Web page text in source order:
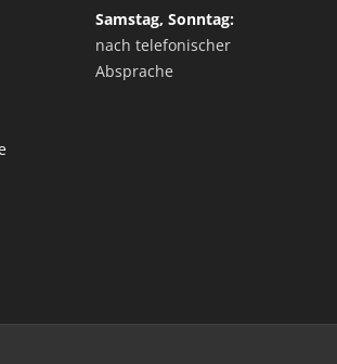
Samstag, Sonntag:
nach telefonischer
Absprache